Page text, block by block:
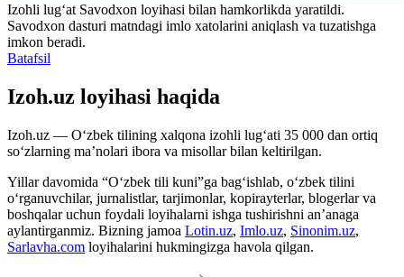
Izohli lugʻat Savodxon loyihasi bilan hamkorlikda yaratildi.
Savodxon dasturi matndagi imlo xatolarini aniqlash va tuzatishga
imkon beradi.
Batafsil
Izoh.uz loyihasi haqida
Izoh.uz — O‘zbek tilining xalqona izohli lug‘ati 35 000 dan ortiq
so‘zlarning ma’nolari ibora va misollar bilan keltirilgan.
Yillar davomida “O‘zbek tili kuni”ga bag‘ishlab, o‘zbek tilini
o‘rganuvchilar, jurnalistlar, tarjimonlar, kopirayterlar, blogerlar va
boshqalar uchun foydali loyihalarni ishga tushirishni an’anaga
aylantirganmiz. Bizning jamoa Lotin.uz, Imlo.uz, Sinonim.uz,
Sarlavha.com loyihalarini hukmingizga havola qilgan.